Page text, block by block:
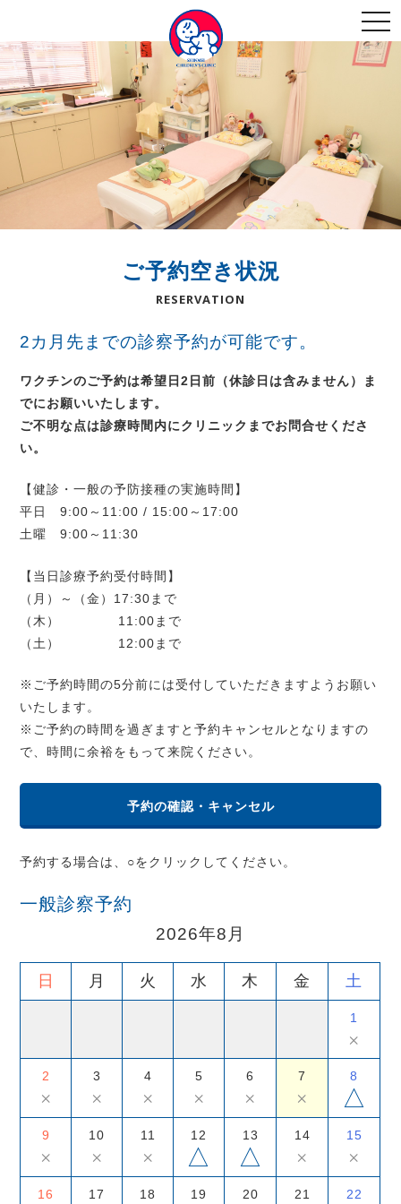
ご予約空き状況
RESERVATION
2カ月先までの診察予約が可能です。
ワクチンのご予約は希望日2日前（休診日は含みません）ま
でにお願いいたします。
ご不明な点は診療時間内にクリニックまでお問合せくださ
い。
【健診・一般の予防接種の実施時間】
平日 9:00～11:00 / 15:00～17:00
土曜 9:00～11:30
【当日診療予約受付時間】
（月）～（金）17:30まで
（木） 11:00まで
（土） 12:00まで
※ご予約時間の5分前には受付していただきますようお願い
いたします。
※ご予約の時間を過ぎますと予約キャンセルとなりますの
で、時間に余裕をもって来院ください。
予約の確認・キャンセル
予約する場合は、○をクリックしてください。
一般診察予約
2026年8月
日 月 火 水 木 金 土
1
×
2
×
3
×
4
×
5
×
6
×
7
×
8
△
9
×
10
×
11
×
12
△
13
△
14
×
15
×
16 17 18 19 20 21 22